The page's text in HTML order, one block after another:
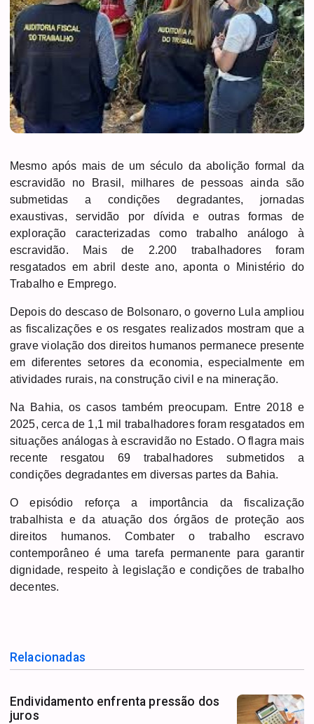
Mesmo após mais de um século da abolição formal da
escravidão no Brasil, milhares de pessoas ainda são
submetidas a condições degradantes, jornadas
exaustivas, servidão por dívida e outras formas de
exploração caracterizadas como trabalho análogo à
escravidão. Mais de 2.200 trabalhadores foram
resgatados em abril deste ano, aponta o Ministério do
Trabalho e Emprego.
Depois do descaso de Bolsonaro, o governo Lula ampliou
as fiscalizações e os resgates realizados mostram que a
grave violação dos direitos humanos permanece presente
em diferentes setores da economia, especialmente em
atividades rurais, na construção civil e na mineração.
Na Bahia, os casos também preocupam. Entre 2018 e
2025, cerca de 1,1 mil trabalhadores foram resgatados em
situações análogas à escravidão no Estado. O flagra mais
recente resgatou 69 trabalhadores submetidos a
condições degradantes em diversas partes da Bahia.
O episódio reforça a importância da fiscalização
trabalhista e da atuação dos órgãos de proteção aos
direitos humanos. Combater o trabalho escravo
contemporâneo é uma tarefa permanente para garantir
dignidade, respeito à legislação e condições de trabalho
decentes.
Relacionadas
Endividamento enfrenta pressão dos
juros